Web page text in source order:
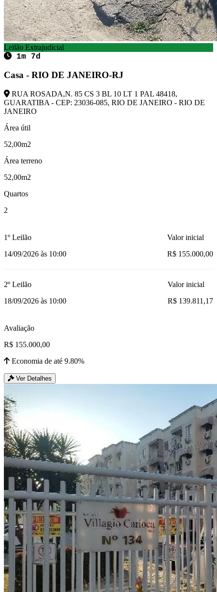
Leilão Extrajudicial
1m 7d
Casa - RIO DE JANEIRO-RJ
RUA ROSADA,N. 85 CS 3 BL 10 LT 1 PAL 48418,
GUARATIBA - CEP: 23036-085, RIO DE JANEIRO - RIO DE
JANEIRO
Área útil
52,00m2
Área terreno
52,00m2
Quartos
2
1º Leilão
14/09/2026 às 10:00
Valor inicial
R$ 155.000,00
2º Leilão
18/09/2026 às 10:00
Valor inicial
R$ 139.811,17
Avaliação
R$ 155.000,00
Economia de até 9.80%
Ver Detalhes